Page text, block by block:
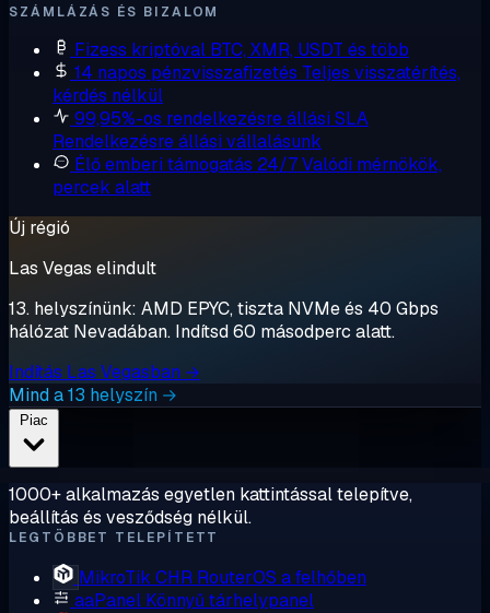
SZÁMLÁZÁS ÉS BIZALOM
Fizess kriptóval BTC, XMR, USDT és több
14 napos pénzvisszafizetés Teljes visszatérítés,
kérdés nélkül
99,95%-os rendelkezésre állási SLA
Rendelkezésre állási vállalásunk
Élő emberi támogatás 24/7Valódi mérnökök,
percek alatt
Új régió
Las Vegas elindult
13. helyszínünk: AMD EPYC, tiszta NVMe és 40 Gbps
hálózat Nevadában. Indítsd 60 másodperc alatt.
Indítás Las Vegasban →
Mind a 13 helyszín →
1000+ alkalmazás egyetlen kattintással telepítve,
beállítás és vesződség nélkül.
LEGTÖBBET TELEPÍTETT
MikroTik CHR RouterOS a felhőben
aaPanel Könnyű tárhelypanel